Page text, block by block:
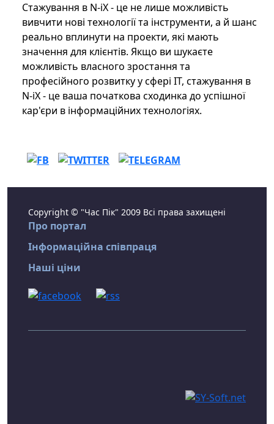
Стажування в N-iX - це не лише можливість
вивчити нові технології та інструменти, а й шанс
реально вплинути на проекти, які мають
значення для клієнтів. Якщо ви шукаєте
можливість власного зростання та
професійного розвитку у сфері ІТ, стажування в
N-iX - це ваша початкова сходинка до успішної
кар'єри в інформаційних технологіях.
Copyright © "Час Пік" 2009 Всі права захищені
Про портал
Інформаційна співпраця
Наші ціни